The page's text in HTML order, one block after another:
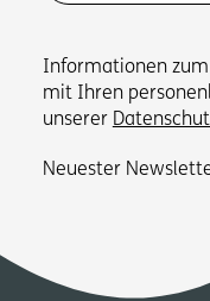
Informationen
mit Ihren
unserer
Neuester